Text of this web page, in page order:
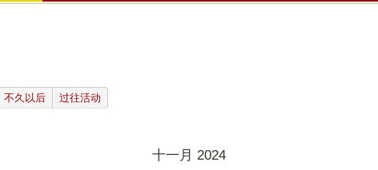
不久以后 过往活动
十一月 2024